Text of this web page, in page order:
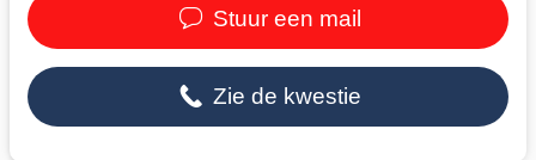
Stuur een mail
Zie de kwestie